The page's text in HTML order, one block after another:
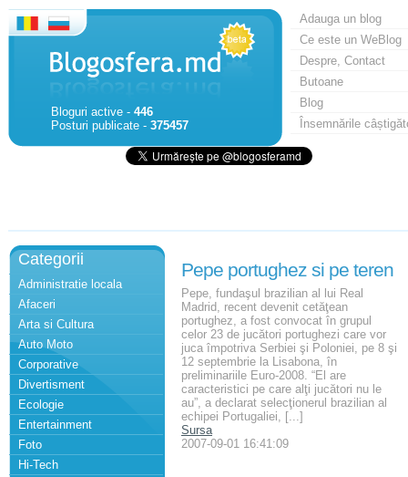
Bloguri active - 446
Posturi publicate - 375457
Adauga un blog
Ce este un WeBlog
Despre, Contact
Butoane
Blog
Însemnările
Categorii
Administratie locala
Afaceri
Arta si Cultura
Auto Moto
Corporative
Divertisment
Ecologie
Entertainment
Foto
Hi-Tech
Pepe portughez si pe teren
Pepe, fundaşul brazilian al lui Real
Madrid, recent devenit cetăţean
portughez, a fost convocat în grupul
celor 23 de jucători portughezi care vor
juca împotriva Serbiei şi Poloniei, pe 8 şi
12 septembrie la Lisabona, în
preliminariile Euro-2008. “El are
caracteristici pe care alţi jucători nu le
au”, a declarat selecţionerul brazilian al
echipei Portugaliei, [...]
Sursa
2007-09-01 16:41:09